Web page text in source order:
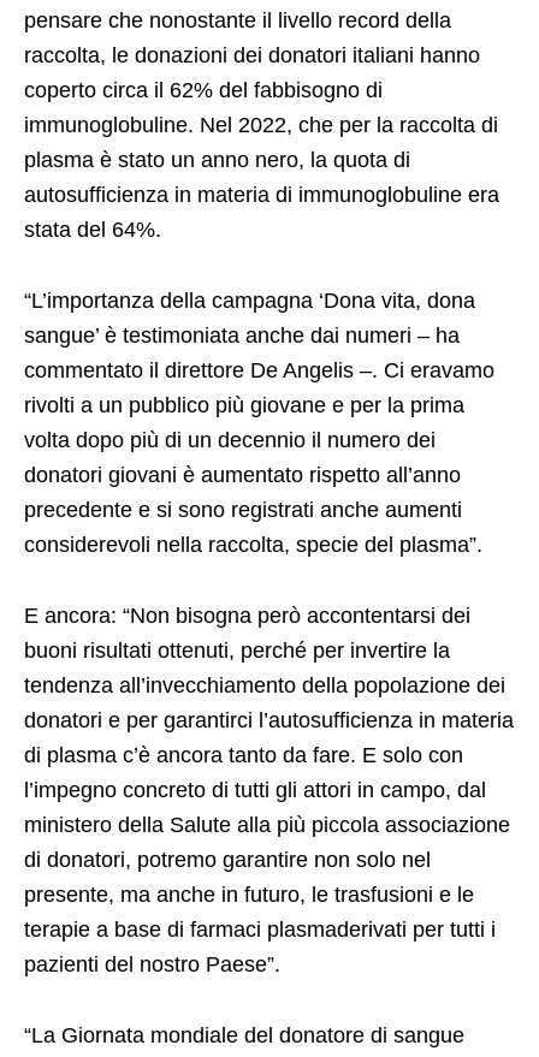
pensare che nonostante il livello record della
raccolta, le donazioni dei donatori italiani hanno
coperto circa il 62% del fabbisogno di
immunoglobuline. Nel 2022, che per la raccolta di
plasma è stato un anno nero, la quota di
autosufficienza in materia di immunoglobuline era
stata del 64%.
“L’importanza della campagna ‘Dona vita, dona
sangue’ è testimoniata anche dai numeri – ha
commentato il direttore De Angelis –. Ci eravamo
rivolti a un pubblico più giovane e per la prima
volta dopo più di un decennio il numero dei
donatori giovani è aumentato rispetto all’anno
precedente e si sono registrati anche aumenti
considerevoli nella raccolta, specie del plasma”.
E ancora: “Non bisogna però accontentarsi dei
buoni risultati ottenuti, perché per invertire la
tendenza all’invecchiamento della popolazione dei
donatori e per garantirci l’autosufficienza in materia
di plasma c’è ancora tanto da fare. E solo con
l’impegno concreto di tutti gli attori in campo, dal
ministero della Salute alla più piccola associazione
di donatori, potremo garantire non solo nel
presente, ma anche in futuro, le trasfusioni e le
terapie a base di farmaci plasmaderivati per tutti i
pazienti del nostro Paese”.
“La Giornata mondiale del donatore di sangue